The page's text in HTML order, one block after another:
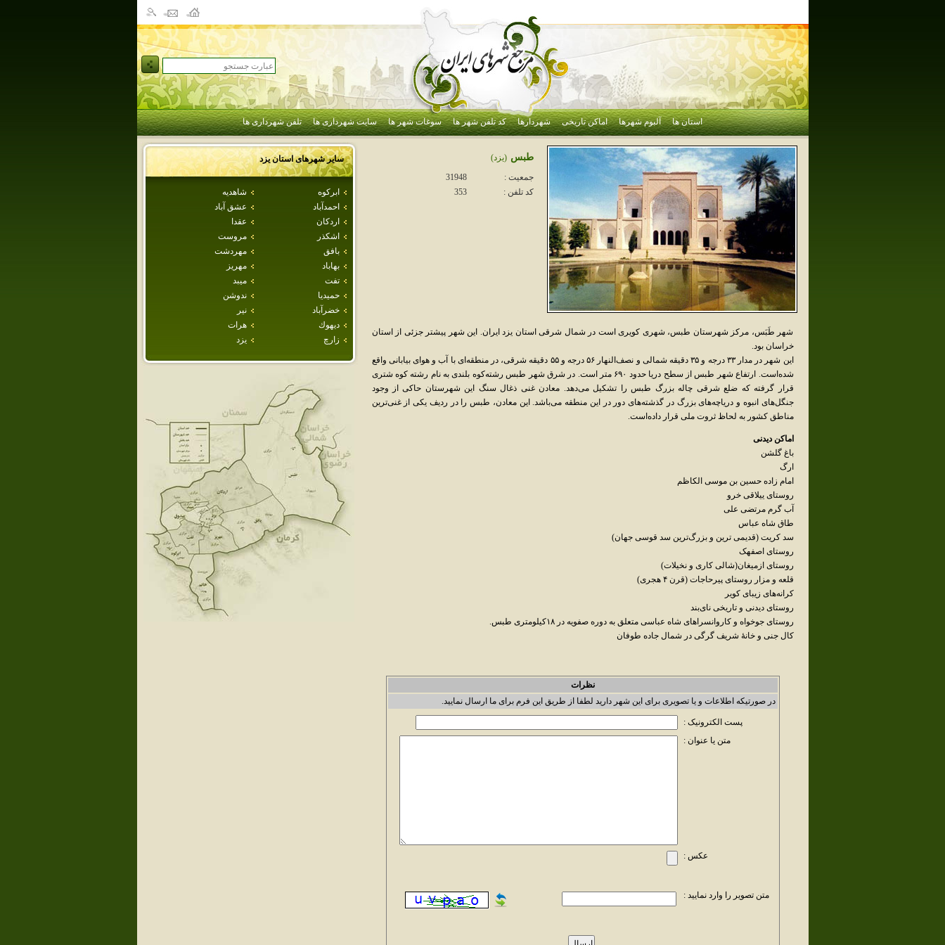
استان ها آلبوم شهرها اماکن تاریخی شهردارها کد تلفن شهر ها سوغات شهر ها سایت شهرداری ها تلفن شهرداری ها
سایر شهرهای استانيزد
ابركوه
شاهديه
احمدآباد
عشق آباد
اردكان
عقدا
اشكذر
مروست
بافق
مهردشت
بهاباد
مهريز
تفت
ميبد
حميديا
ندوشن
خضرآباد
نير
ديهوك
هرات
زارچ
يزد
طبس (يزد)
جمعیت :
31948
کد تلفن :
353
شهر طَبَس، مرکز شهرستان طبس، شهری کویری است در شمال شرقی استان یزد ایران. این شهر پیشتر جزئی از استان
خراسان بود.
این شهر در مدار ۳۳ درجه و ۳۵ دقیقه شمالی و نصف‌النهار ۵۶ درجه و ۵۵ دقیقه شرقی، در منطقه‌ای با آب و هوای بیابانی واقع
شده‌است. ارتفاع شهر طبس از سطح دریا حدود ۶۹۰ متر است. در شرق شهر طبس رشته‌کوه بلندی به نام رشته کوه شتری
قرار گرفته که ضلع شرقی چاله بزرگ طبس را تشکیل می‌دهد. معادن غنی ذغال سنگ این شهرستان حاکی از وجود
جنگل‌های انبوه و دریاچه‌های بزرگ در گذشته‌های دور در این منطقه می‌باشد. این معادن، طبس را در ردیف یکی از غنی‌ترین
مناطق کشور به لحاظ ثروت ملی قرار داده‌است.
اماکن دیدنی
باغ گلشن
ارگ
امام زاده حسین بن موسی الکاظم
روستای ییلاقی خرو
آب گرم مرتضی علی
طاق شاه عباس
سد کریت (قدیمی ترین و بزرگ‌ترین سد قوسی جهان)
روستای اصفهک
روستای ازمیغان(شالی کاری و نخیلات)
قلعه و مزار روستای پیرحاجات (قرن ۴ هجری)
کرانه‌های زیبای کویر
روستای دیدنی و تاریخی نای‌بند
روستای جوخواه و کاروانسراهای شاه عباسی متعلق به دوره صفویه در ۱۸کیلومتری طبس.
کال جنی و خانهٔ شریف گرگی در شمال جاده طوفان
نظرات
در صورتیکه اطلاعات و یا تصویری برای این شهر دارید لطفا از طریق این فرم برای ما ارسال نمایید.
پست الکترونیک :
متن یا عنوان :
عکس :
متن تصویر را وارد نمایید :